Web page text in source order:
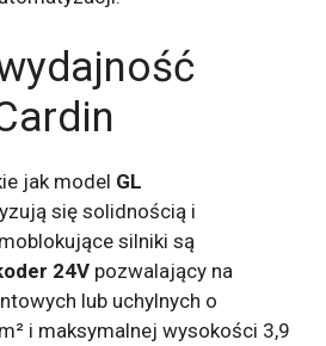
jak model GL
się solidnością i
silniki są
24V pozwalający na
lub uchylnych o
i maksymalnej wysokości 3,9